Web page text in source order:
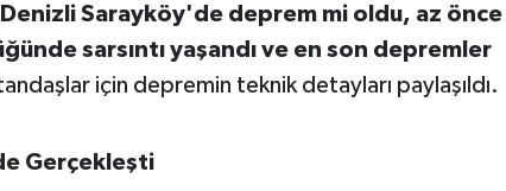
Sarayköy'de deprem mi oldu, az önce
sarsıntı yaşandı ve en son depremler
için depremin teknik detayları paylaşıldı.
Gerçekleşti